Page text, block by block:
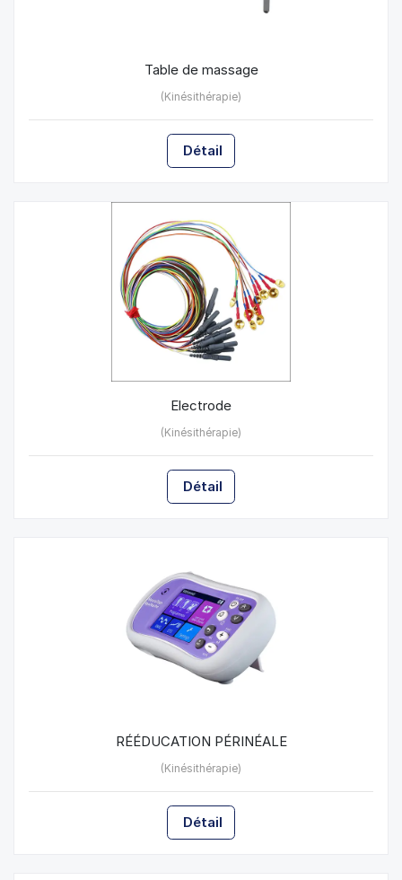
Table de massage
(Kinésithérapie)
Détail
Electrode
(Kinésithérapie)
Détail
RÉÉDUCATION PÉRINÉALE
(Kinésithérapie)
Détail